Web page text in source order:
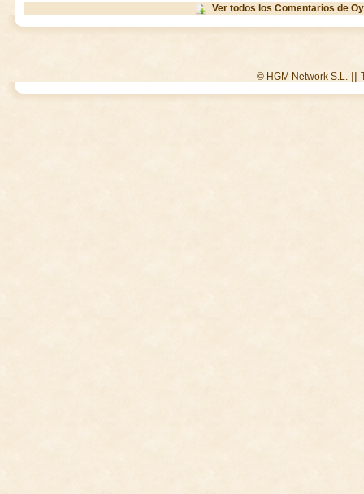
Ver todos los Comentarios de
© HGM Network S.L. ||